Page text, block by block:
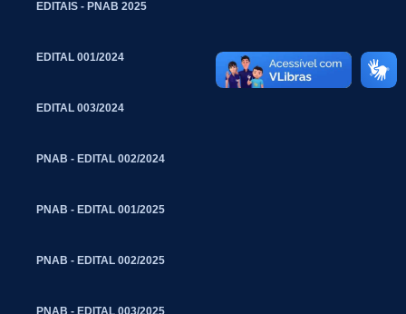
EDITAIS - PNAB 2025
EDITAL 001/2024
EDITAL 003/2024
PNAB - EDITAL 002/2024
PNAB - EDITAL 001/2025
PNAB - EDITAL 002/2025
PNAB - EDITAL 003/2025